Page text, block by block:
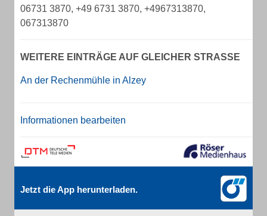
06731 3870, +49 6731 3870, +4967313870,
067313870
WEITERE EINTRÄGE AUF GLEICHER STRASSE
An der Rechenmühle in Alzey
Informationen bearbeiten
Jetzt die App herunterladen.